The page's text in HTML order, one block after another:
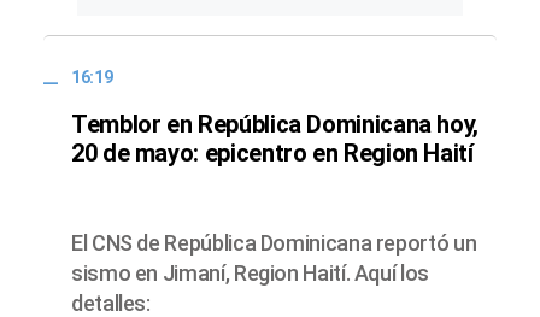
16:19
Temblor en República Dominicana hoy,
20 de mayo: epicentro en Region Haití
El CNS de República Dominicana reportó un
sismo en Jimaní, Region Haití. Aquí los
detalles: